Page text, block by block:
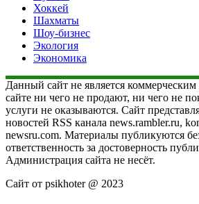
Хоккей
Шахматы
Шоу-бизнес
Экология
Экономика
Данный сайт не является
сайте ни чего не продают, ни чего не
услуги не оказываются. Сайт
новостей RSS канала news.rambler.ru,
newsru.com. Материалы публикуются
ответственность за достоверность
Администрация сайта не несёт.
Сайт от psikhoter @ 2023